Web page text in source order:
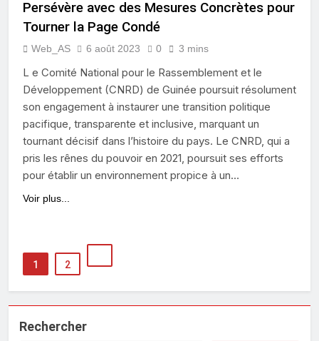
Persévère avec des Mesures Concrètes pour
Tourner la Page Condé
Web_AS 6 août 2023 0 3 mins
L e Comité National pour le Rassemblement et le
Développement (CNRD) de Guinée poursuit résolument
son engagement à instaurer une transition politique
pacifique, transparente et inclusive, marquant un
tournant décisif dans l’histoire du pays. Le CNRD, qui a
pris les rênes du pouvoir en 2021, poursuit ses efforts
pour établir un environnement propice à un…
Voir plus...
1 2
Rechercher